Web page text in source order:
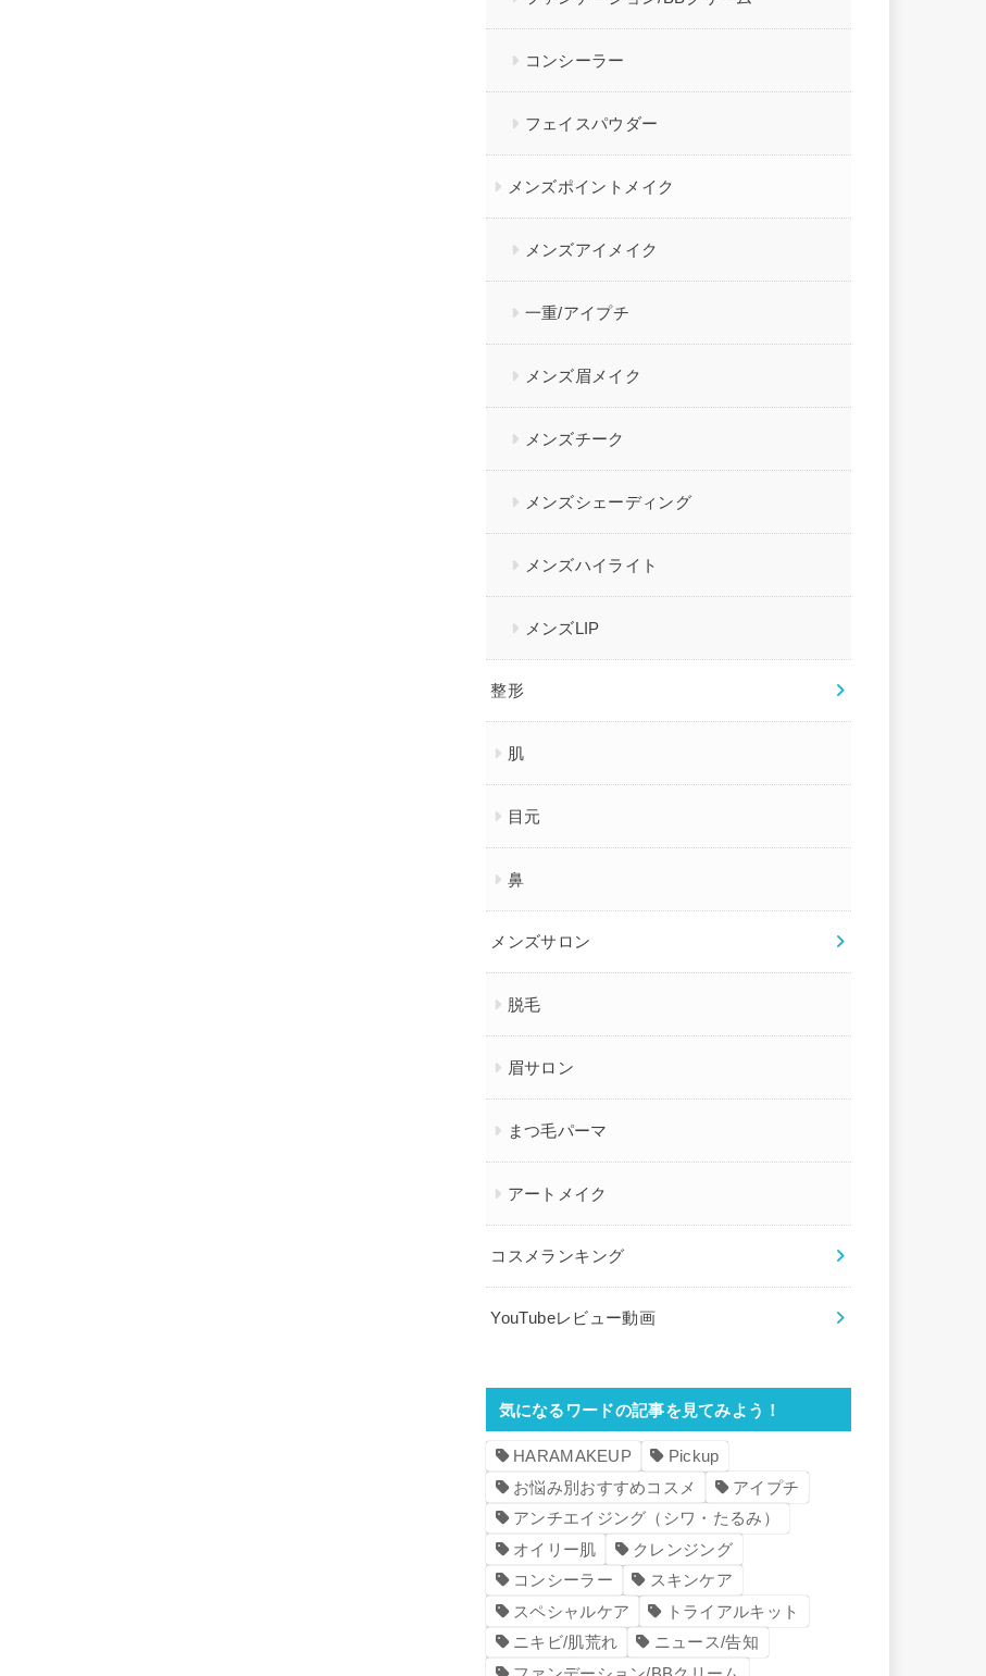
コンシーラー
フェイスパウダー
メンズポイントメイク
メンズアイメイク
一重/アイプチ
メンズ眉メイク
メンズチーク
メンズシェーディング
メンズハイライト
メンズLIP
整形
肌
目元
鼻
メンズサロン
脱毛
眉サロン
まつ毛パーマ
アートメイク
コスメランキング
YouTubeレビュー動画
気になるワードの記事を見てみよう！
HARAMAKEUP
Pickup
お悩み別おすすめコスメ
アイプチ
アンチエイジング（シワ・たるみ）
オイリー肌
クレンジング
コンシーラー
スキンケア
スペシャルケア
トライアルキット
ニキビ/肌荒れ
ニュース/告知